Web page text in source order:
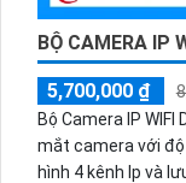
BỘ CAMERA IP
5,700,000 ₫
Bộ Camera IP WIFI
mắt camera với độ
hình 4 kênh Ip và